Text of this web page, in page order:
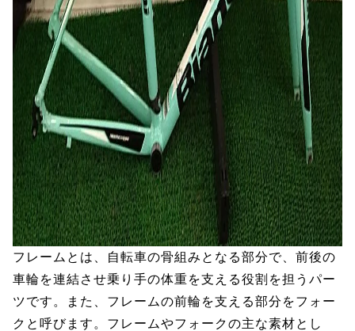
フレームとは、自転車の骨組みとなる部分で、前後の
車輪を連結させ乗り手の体重を支える役割を担うパー
ツです。また、フレームの前輪を支える部分をフォー
クと呼びます。フレームやフォークの主な素材とし